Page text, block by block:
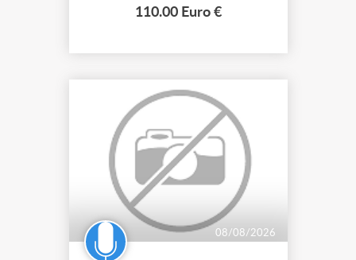
110.00 Euro €
08/08/2026